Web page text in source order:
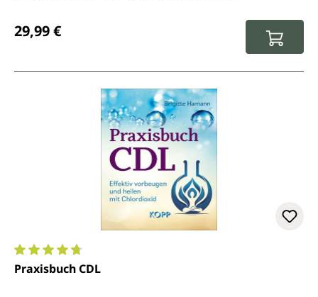
29,99 €
Durchschnittliche Bewertung von 4.8 von 5 Sternen
Praxisbuch CDL